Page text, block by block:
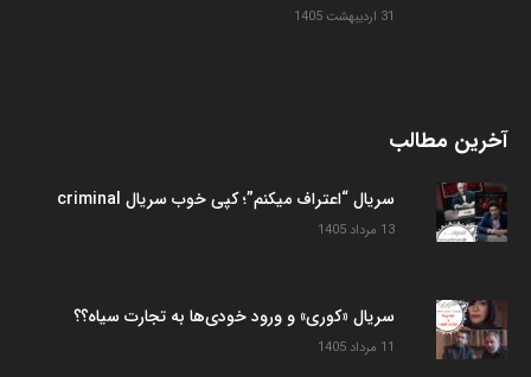
31 اردیبهشت 1405
آخرین مطالب
سریال “اعتراف میکنم”؛ کپی خوب سریال criminal
13 مرداد 1405
سریال «کوری» و ورود خودی‌ها به تجارت سیاه؟؟
11 مرداد 1405